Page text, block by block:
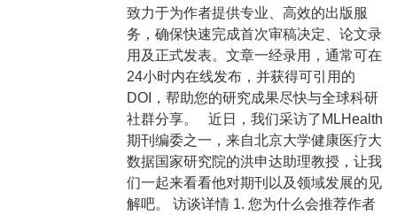
致力于为作者提供专业、高效的出版服
务，确保快速完成首次审稿决定、论文录
用及正式发表。文章一经录用，通常可在
24小时内在线发布，并获得可引用的
DOI，帮助您的研究成果尽快与全球科研
社群分享。 近日，我们采访了MLHealth
期刊编委之一，来自北京大学健康医疗大
数据国家研究院的洪申达助理教授，让我
们一起来看看他对期刊以及领域发展的见
解吧。 访谈详情 1. 您为什么会推荐作者